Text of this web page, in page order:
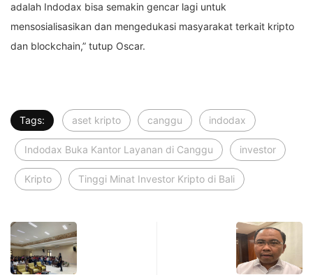
adalah Indodax bisa semakin gencar lagi untuk
mensosialisasikan dan mengedukasi masyarakat terkait kripto
dan blockchain,” tutup Oscar.
Tags: aset kripto canggu indodax
Indodax Buka Kantor Layanan di Canggu investor
Kripto Tinggi Minat Investor Kripto di Bali